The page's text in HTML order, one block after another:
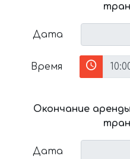
Дата
Время
Окончание
Дата